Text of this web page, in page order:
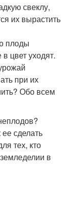
свеклу,
их вырастить
плоды
цвет уходят.
при их
Обо всем
сделать
тех, кто
в